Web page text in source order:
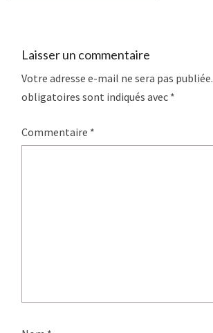
Laisser un commentaire
Votre adresse e-mail ne sera pas publiée.
obligatoires sont indiqués avec *
Commentaire *